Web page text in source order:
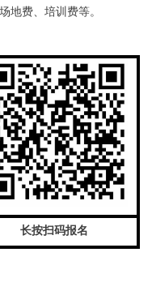
地费、培训费等。
长按扫码报名